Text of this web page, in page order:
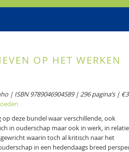
OP HET WERKEN
| ISBN 9789046904589 | 296 pagina’s |
op deze bundel waar verschillende, ook
in ouderschap maar ook in werk, in
waarin toch al kritisch naar het
in een hedendaags breed